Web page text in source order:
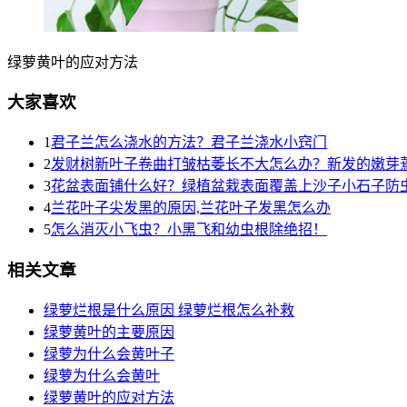
绿萝黄叶的应对方法
大家喜欢
1君子兰怎么浇水的方法？君子兰浇水小窍门
2发财树新叶子卷曲打皱枯萎长不大怎么办？新发的嫩芽
3花盆表面铺什么好？绿植盆栽表面覆盖上沙子小石子防
4兰花叶子尖发黑的原因,兰花叶子发黑怎么办
5怎么消灭小飞虫？小黑飞和幼虫根除绝招！
相关文章
绿萝烂根是什么原因 绿萝烂根怎么补救
绿萝黄叶的主要原因
绿萝为什么会黄叶子
绿萝为什么会黄叶
绿萝黄叶的应对方法